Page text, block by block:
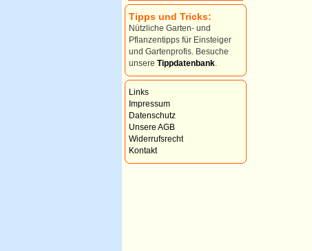
Tipps und Tricks:
Nützliche Garten- und
Pflanzentipps für Einsteiger
und Gartenprofis. Besuche
unsere Tippdatenbank
Links
Impressum
Datenschutz
Unsere AGB
Widerrufsrecht
Kontakt